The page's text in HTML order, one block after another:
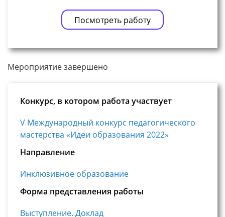
Посмотреть работу
Мероприятие завершено
Конкурс, в котором работа участвует
V Международный конкурс педагогического
мастерства «Идеи образования 2022»
Направление
Инклюзивное образование
Форма представления работы
Выступление. Доклад